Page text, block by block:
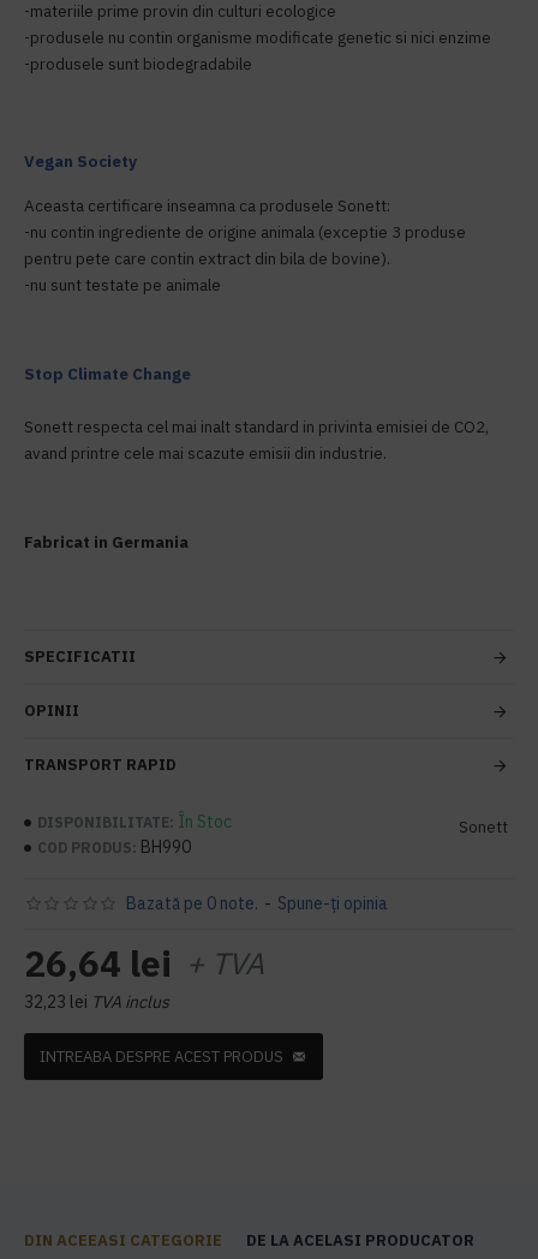
-materiile prime provin din culturi ecologice
-produsele nu contin organisme modificate genetic si nici enzime
-produsele sunt biodegradabile
Vegan Society
Aceasta certificare inseamna ca produsele Sonett:
-nu contin ingrediente de origine animala (exceptie 3 produse
pentru pete care contin extract din bila de bovine).
-nu sunt testate pe animale
Stop Climate Change
Sonett respecta cel mai inalt standard in privinta emisiei de CO2,
avand printre cele mai scazute emisii din industrie.
Fabricat in Germania
SPECIFICATII
OPINII
TRANSPORT RAPID
DISPONIBILITATE: În Stoc
COD PRODUS: BH990
Sonett
Bazată pe 0 note. - Spune-ţi opinia
26,64 lei + TVA
32,23 lei TVA inclus
INTREABA DESPRE ACEST PRODUS
DIN ACEEASI CATEGORIE DE LA ACELASI PRODUCATOR